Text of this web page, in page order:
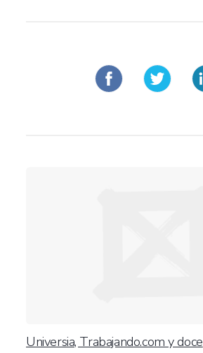
Universia, Trabajando.com y doce